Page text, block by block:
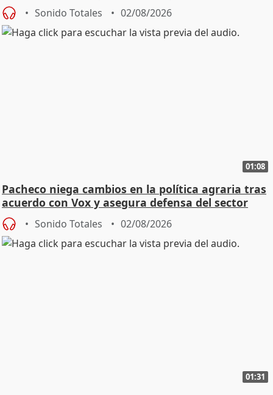
Sonido Totales 02/08/2026
01:08
Pacheco niega cambios en la política agraria tras
acuerdo con Vox y asegura defensa del sector
Sonido Totales 02/08/2026
01:31